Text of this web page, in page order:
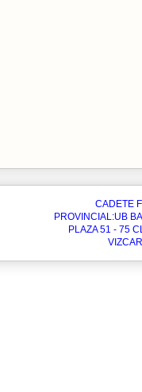
CADETE
PROVINCIAL:UB
PLAZA 51 - 75